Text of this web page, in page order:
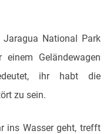
National Park
Geländewagen
ihr habt die
zu sein.
ins Wasser geht, trefft